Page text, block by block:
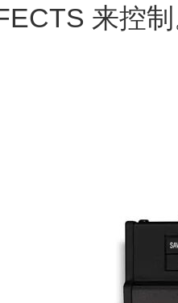
来控